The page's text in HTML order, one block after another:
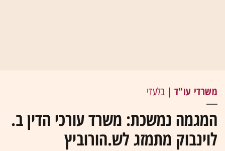
משרדי עו"ד | בלעדי
המגמה נמשכת: משרד עורכי הדין ב.
לוינבוק מתמזג לש.הורוביץ